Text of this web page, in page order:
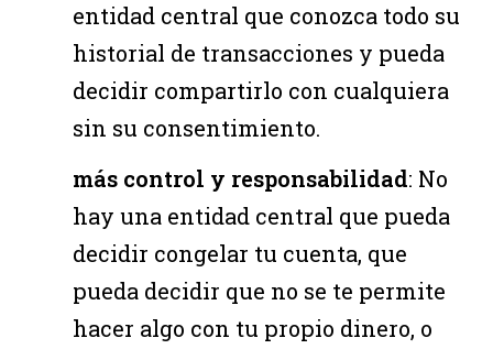
entidad central que conozca todo su
historial de transacciones y pueda
decidir compartirlo con cualquiera
sin su consentimiento.
más control y responsabilidad: No
hay una entidad central que pueda
decidir congelar tu cuenta, que
pueda decidir que no se te permite
hacer algo con tu propio dinero, o